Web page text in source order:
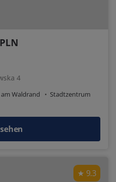
4
am Waldrand
Stadtzentrum
9.3